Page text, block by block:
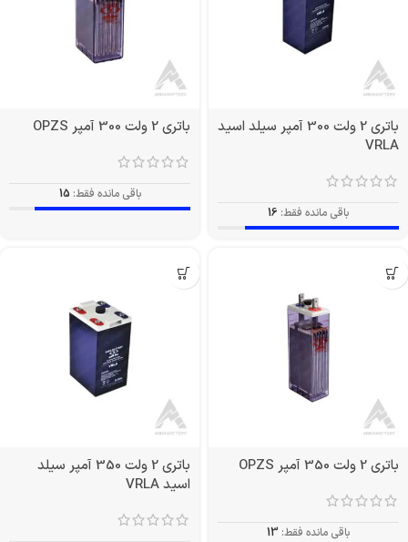
باتری 2 ولت 300 آمپر سیلد اسید
VRLA
باقی مانده فقط: 16
باتری 2 ولت 300 آمپر OPZS
باقی مانده فقط: 15
باتری 2 ولت 350 آمپر OPZS
باقی مانده فقط: 13
باتری 2 ولت 350 آمپر سیلد
اسید VRLA